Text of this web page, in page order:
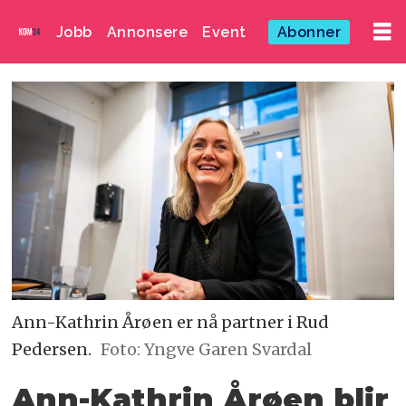
Jobb Annonsere Event Abonner
Ann-Kathrin Årøen er nå partner i Rud
Pedersen. Foto: Yngve Garen Svardal
Ann-Kathrin Årøen blir